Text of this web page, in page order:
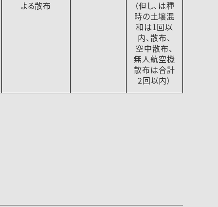
よる散布
（但し、は種
時の土壌混
和は1回以
内、散布、
空中散布、
無人航空機
散布は合計
2回以内）